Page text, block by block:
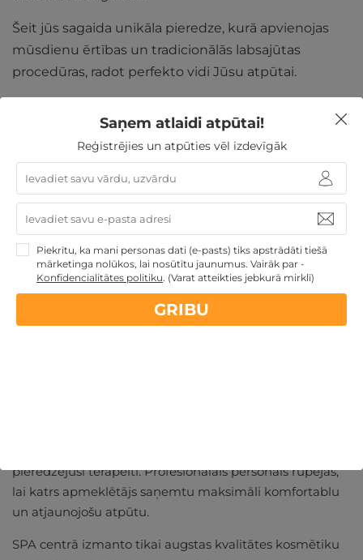
Šeit jūs sagaida unikāla pieredze, kurā apvienojas
mūsdienu ērtības un tradicionālās labsajūtas
procedūras, radot perfekto vidi Jūsu atpūtai.
par visizdevīgāko cenu.
Grezni SPA pakalpojumi
pieredzējuši terapeiti. Profesionālais personāls rūpējas,
lai katrs apmeklētājs saņemtu maksimāli komfortablu
un atjaunojošu atpūtu.
SPA centrā izmanto tikai augstas kvalitātes kosmētiku
Saņem atlaidi atpūtai!
Reģistrējies un atpūties vēl izdevīgāk
Piekrītu, ka mani personas dati (e-pasts) tiks apstrādāti tiešā
mārketinga nolūkos, lai nosūtītu jaunumus. Vairāk par -
Konfidencialitātes politiku. (Varat atteikties jebkurā mirklī)
GRIBU